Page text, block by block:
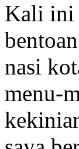
Kali ini
nasi
menu-